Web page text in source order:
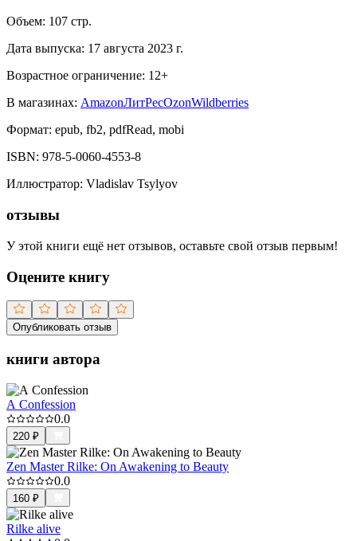
Объем: 107 стр.
Дата выпуска: 17 августа 2023 г.
Возрастное ограничение: 12+
В магазинах: AmazonЛитРесOzonWildberries
Формат: epub, fb2, pdfRead, mobi
ISBN: 978-5-0060-4553-8
Иллюстратор: Vladislav Tsylyov
отзывы
У этой книги ещё нет отзывов, оставьте свой отзыв первым!
Оцените книгу
Опубликовать отзыв
книги автора
A Confession
0.0
220 ₽
Zen Master Rilke: On Awakening to Beauty
0.0
160 ₽
Rilke alive